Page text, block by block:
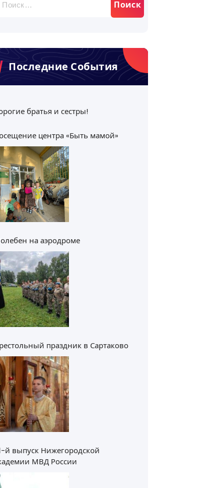
Последние События
братья и сестры!
центра «Быть мамой»
на аэродроме
праздник в Сартаково
й выпуск Нижегородской
МВД России